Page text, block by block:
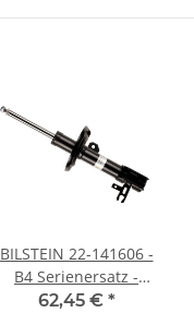
BILSTEIN 22-141606 -
B4 Serienersatz -
Vorderachse rechts
62,45 € *